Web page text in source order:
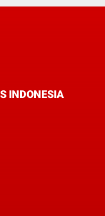
INDONESIA